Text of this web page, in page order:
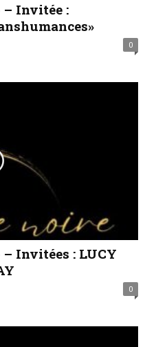
– Invitée :
0
Invitées : LUCY
0